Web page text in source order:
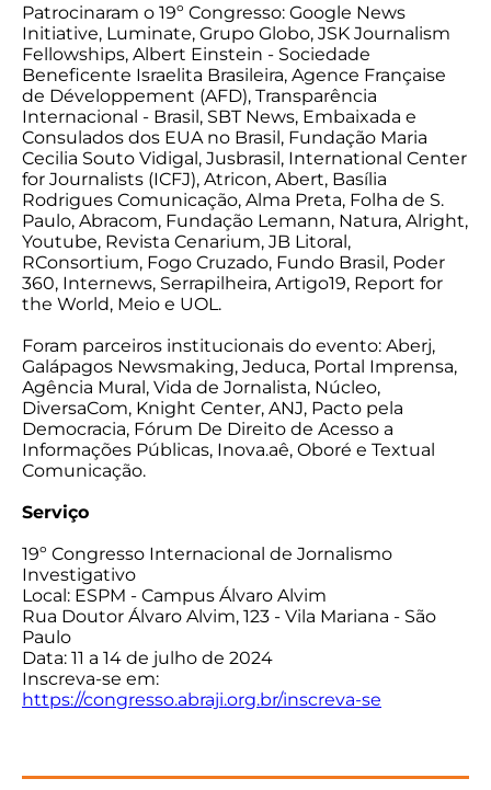
Patrocinaram o 19º Congresso: Google News
Initiative, Luminate, Grupo Globo, JSK Journalism
Fellowships, Albert Einstein - Sociedade
Beneficente Israelita Brasileira, Agence Française
de Développement (AFD), Transparência
Internacional - Brasil, SBT News, Embaixada e
Consulados dos EUA no Brasil, Fundação Maria
Cecilia Souto Vidigal, Jusbrasil, International Center
for Journalists (ICFJ), Atricon, Abert, Basília
Rodrigues Comunicação, Alma Preta, Folha de S.
Paulo, Abracom, Fundação Lemann, Natura, Alright,
Youtube, Revista Cenarium, JB Litoral,
RConsortium, Fogo Cruzado, Fundo Brasil, Poder
360, Internews, Serrapilheira, Artigo19, Report for
the World, Meio e UOL.
Foram parceiros institucionais do evento: Aberj,
Galápagos Newsmaking, Jeduca, Portal Imprensa,
Agência Mural, Vida de Jornalista, Núcleo,
DiversaCom, Knight Center, ANJ, Pacto pela
Democracia, Fórum De Direito de Acesso a
Informações Públicas, Inova.aê, Oboré e Textual
Comunicação.
Serviço
19º Congresso Internacional de Jornalismo
Investigativo
Local: ESPM - Campus Álvaro Alvim
Rua Doutor Álvaro Alvim, 123 - Vila Mariana - São
Paulo
Data: 11 a 14 de julho de 2024
Inscreva-se em:
https://congresso.abraji.org.br/inscreva-se